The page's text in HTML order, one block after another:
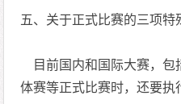
五、关于正式比赛的三项特
目前国内和国际大赛，包
体赛等正式比赛时，还要执